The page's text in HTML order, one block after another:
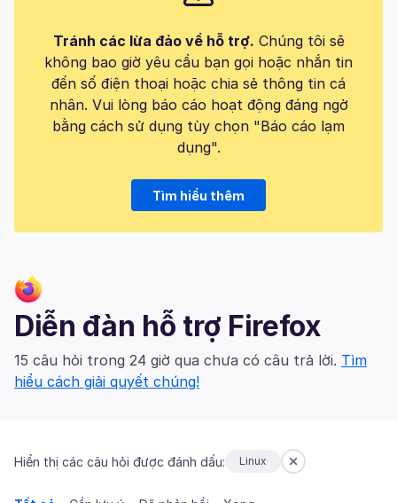
Tránh các lừa đảo về hỗ trợ. Chúng tôi sẽ
không bao giờ yêu cầu bạn gọi hoặc nhắn tin
đến số điện thoại hoặc chia sẻ thông tin cá
nhân. Vui lòng báo cáo hoạt động đáng ngờ
bằng cách sử dụng tùy chọn "Báo cáo lạm
dụng".
Tìm hiểu thêm
Diễn đàn hỗ trợ Firefox
15 câu hỏi trong 24 giờ qua chưa có câu trả lời. Tìm
hiểu cách giải quyết chúng!
Hiển thị các câu hỏi được đánh dấu: Linux